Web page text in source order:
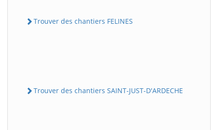
Trouver des chantiers FELINES
Trouver des chantiers SAINT-JUST-D'ARDECHE